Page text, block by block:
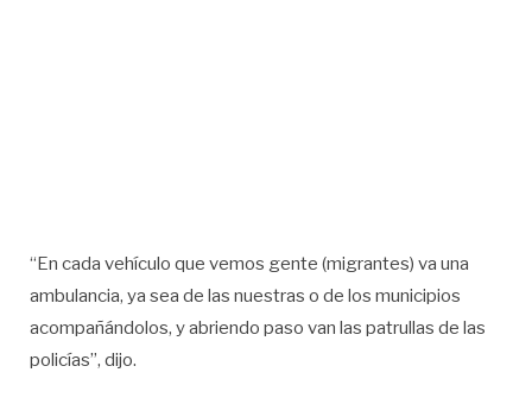
“En cada vehículo que vemos gente (migrantes) va una
ambulancia, ya sea de las nuestras o de los municipios
acompañándolos, y abriendo paso van las patrullas de las
policías”, dijo.